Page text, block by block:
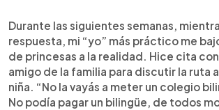
Durante las siguientes semanas,
respuesta, mi “yo” más práctico me
de princesas a la realidad. Hice cita
amigo de la familia para discutir la ruta
niña. “No la vayás a meter un colegio
No podía pagar un bilingüe, de todos